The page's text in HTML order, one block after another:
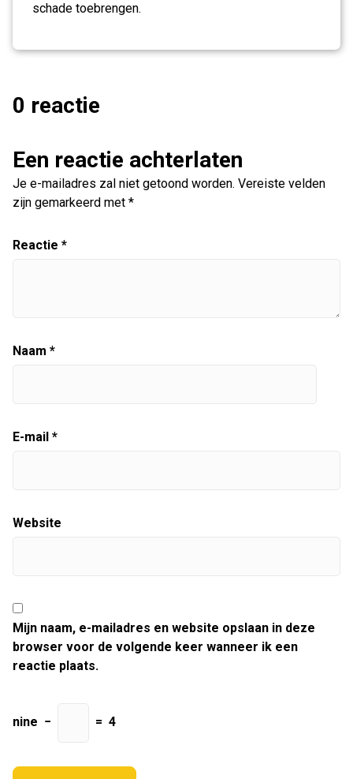
schade toebrengen.
0 reactie
Een reactie achterlaten
Je e-mailadres zal niet getoond worden. Vereiste velden
zijn gemarkeerd met *
Reactie *
Naam *
E-mail *
Website
Mijn naam, e-mailadres en website opslaan in deze
browser voor de volgende keer wanneer ik een
reactie plaats.
nine − = 4